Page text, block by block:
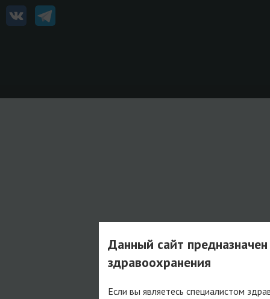
Данный сайт
здравоохранения
Если вы являетесь специалистом